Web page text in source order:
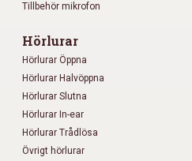
Tillbehör mikrofon
Hörlurar
Hörlurar Öppna
Hörlurar Halvöppna
Hörlurar Slutna
Hörlurar In-ear
Hörlurar Trådlösa
Övrigt hörlurar